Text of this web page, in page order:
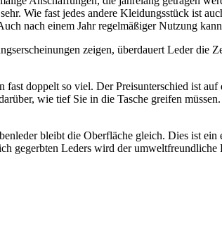
Wie fast jedes andere Kleidungsstück ist
nach einem Jahr regelmäßiger Nutzung
zeigen, überdauert Leder die
doppelt so viel. Der Preisunterschied ist
wie tief Sie in die Tasche greifen
bleibt die Oberfläche gleich. Dies ist
gegerbten Leders wird der